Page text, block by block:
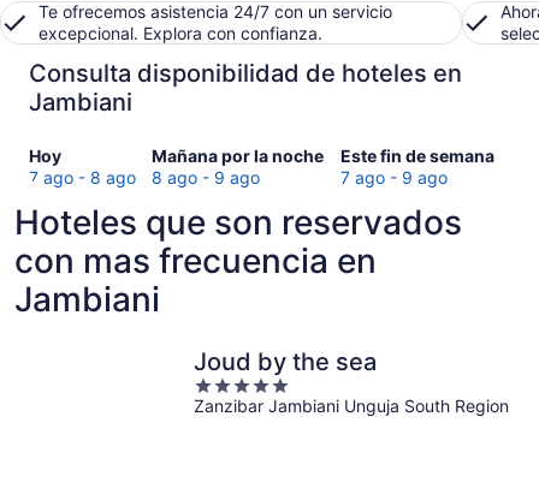
Te ofrecemos asistencia 24/7 con un servicio
excepcional. Explora con confianza.
Consulta disponibilidad de hoteles en
Jambiani
Hoy
Consultar
precios
Jambiani
para
hoy,
7
ago
7 ago - 8 ago
Mañana por la noche
Consultar
precios
Jambiani
para
mañana
por
8 ago - 9 ago
Este fin de semana
Consultar
precios
Jambiani
para
este
7
-
7 ago - 9 ago
Hoteles que son reservados
con mas frecuencia en
Jambiani
Joud by the sea
5
out
Zanzibar Jambiani Unguja South Region